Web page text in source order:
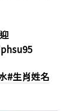
#生肖姓名